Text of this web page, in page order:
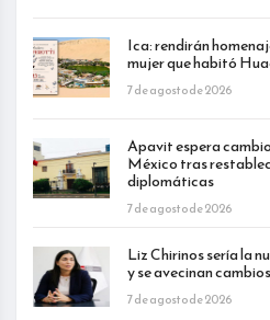
Ica: rendirán
mujer que habitó
7 de agosto de 2026
Apavit espera
México tras
diplomáticas
7 de agosto de 2026
Liz Chirinos sería la
y se avecinan
7 de agosto de 2026